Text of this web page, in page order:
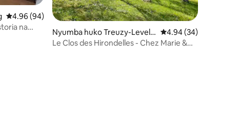
Ukadiriaji wa wastani wa 4.96 kati ya 5, tathmini 94
4.96 (94)
na
Nyumba huko Treuzy-Levela
y
Ukadiriaji wa wastani
4.94 (34)
Le Clos des Hirondelles - Chez Marie &